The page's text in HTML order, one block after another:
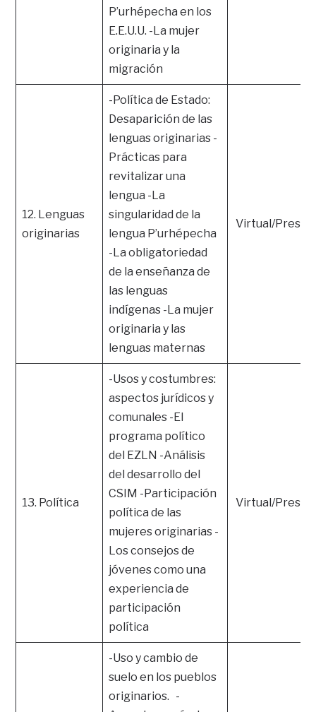
P’urhépecha en los
E.E.U.U. -La mujer
originaria y la
migración
12. Lenguas
originarias
-Política de Estado:
Desaparición de las
lenguas originarias -
Prácticas para
revitalizar una
lengua -La
singularidad de la
lengua P’urhépecha
-La obligatoriedad
de la enseñanza de
las lenguas
indígenas -La mujer
originaria y las
lenguas maternas
Virtual/
13. Política
-Usos y costumbres:
aspectos jurídicos y
comunales -El
programa político
del EZLN -Análisis
del desarrollo del
CSIM -Participación
política de las
mujeres originarias -
Los consejos de
jóvenes como una
experiencia de
participación
política
Virtual/
-Uso y cambio de
suelo en los pueblos
originarios. -